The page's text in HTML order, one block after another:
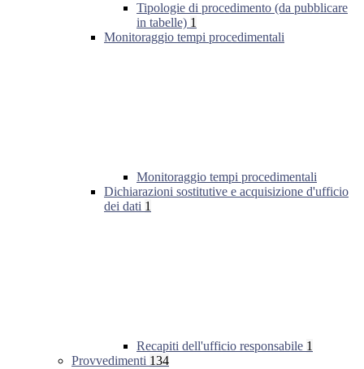
Tipologie di procedimento (da pubblicare
in tabelle) 1
Monitoraggio tempi procedimentali
Monitoraggio tempi procedimentali
Dichiarazioni sostitutive e acquisizione d'ufficio
dei dati 1
Recapiti dell'ufficio responsabile 1
Provvedimenti 134